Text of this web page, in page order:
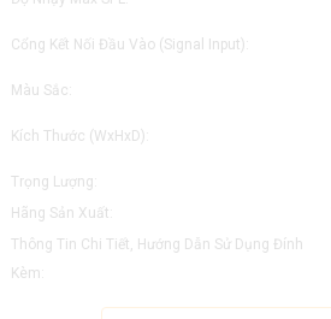
Cổng Kết Nối Đầu Vào (Signal Input):
Màu Sắc:
Kích Thước (WxHxD):
Trọng Lượng:
Hãng Sản Xuất:
Thông Tin Chi Tiết, Hướng Dẫn Sử Dụng Đính
Kèm: